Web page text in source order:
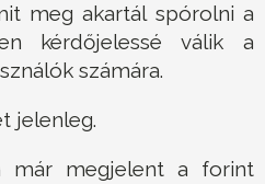
meg akartál spórolni a
kérdőjelessé válik a
számára.
jelenleg.
már megjelent a forint